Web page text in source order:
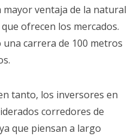
mayor ventaja de la natural
ofrecen los mercados.
una carrera de 100 metros
tanto, los inversores en
corredores de
que piensan a largo